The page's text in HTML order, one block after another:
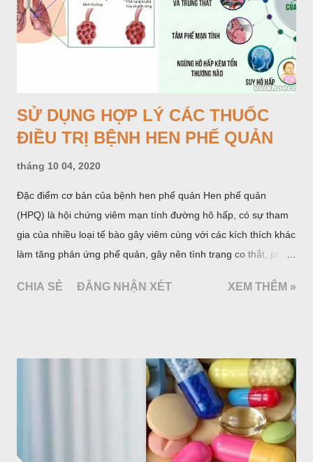
SỬ DỤNG HỢP LÝ CÁC THUỐC
ĐIỀU TRỊ BỆNH HEN PHẾ QUẢN
tháng 10 04, 2020
Đặc điểm cơ bản của bệnh hen phế quản Hen phế quản
(HPQ) là hội chứng viêm mạn tính đường hô hấp, có sự tham
gia của nhiều loại tế bào gây viêm cùng với các kích thích khác
làm tăng phản ứng phế quản, gây nên tình trạng co thắt, phù
lâm sàng của HPQ là cơn khó thở khò khè, chủ yếu là khó thở
CHIA SẺ ĐĂNG NHẬN XÉT XEM THÊM »